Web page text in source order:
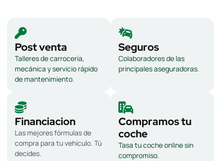
Post venta
Talleres de carrocería,
mecánica y servicio rápido
de mantenimiento.
Seguros
Colaboradores de las
principales aseguradoras.
Financiacion
Las mejores fórmulas de
compra para tu vehículo. Tú
decides.
Compramos tu
coche
Tasa tu coche online sin
compromiso.